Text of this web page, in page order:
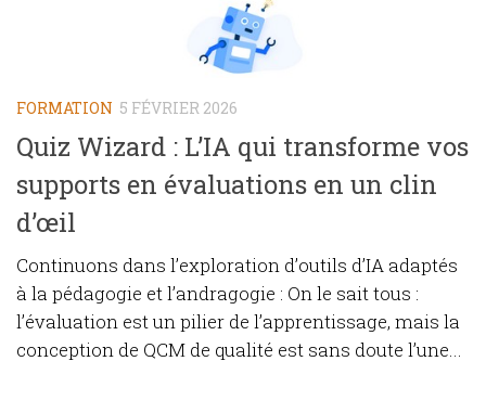
FORMATION 5 FÉVRIER 2026
Quiz Wizard : L’IA qui transforme vos
supports en évaluations en un clin
d’œil
Continuons dans l’exploration d’outils d’IA adaptés
à la pédagogie et l’andragogie : On le sait tous :
l’évaluation est un pilier de l’apprentissage, mais la
conception de QCM de qualité est sans doute l’une...